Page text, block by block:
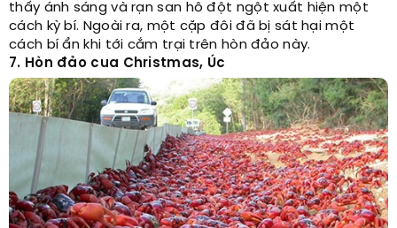
thấy ánh sáng và rạn san hô đột ngột xuất hiện một
cách kỳ bí. Ngoài ra, một cặp đôi đã bị sát hại một
cách bí ẩn khi tới cắm trại trên hòn đảo này.
7. Hòn đảo cua Christmas, Úc